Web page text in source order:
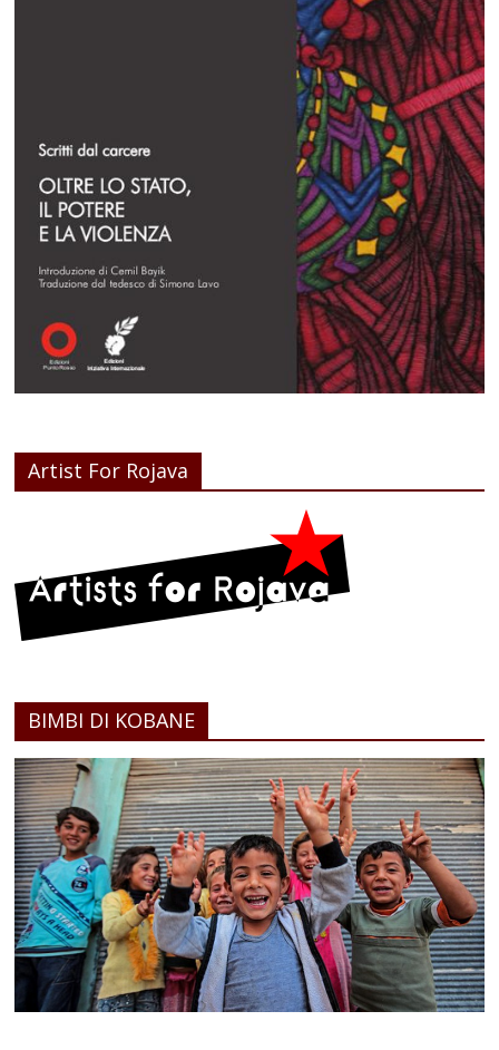
Artist For Rojava
BIMBI DI KOBANE